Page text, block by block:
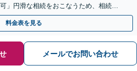
」円滑な相続をおこなうため、相続問
【完全個室制】
料金表を見る
メールでお問い合わせ